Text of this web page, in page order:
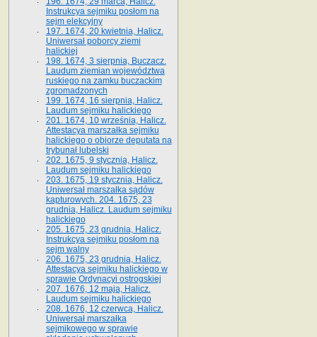
Instrukcya sejmiku posłom na
sejm elekcyjny
197. 1674, 20 kwietnia, Halicz.
Uniwersał poborcy ziemi
halickiej
198. 1674, 3 sierpnia, Buczacz.
Laudum ziemian województwa
ruskiego na zamku buczackim
zgromadzonych
199. 1674, 16 sierpnia, Halicz.
Laudum sejmiku halickiego
201. 1674, 10 września, Halicz.
Attestacya marszałka sejmiku
halickiego o obiorze deputata na
trybunał lubelski
202. 1675, 9 stycznia, Halicz.
Laudum sejmiku halickiego
203. 1675, 19 stycznia, Halicz.
Uniwersał marszałka sądów
kapturowych. 204. 1675, 23
grudnia, Halicz. Laudum sejmiku
halickiego
205. 1675, 23 grudnia, Halicz.
Instrukcya sejmiku posłom na
sejm walny
206. 1675, 23 grudnia, Halicz.
Attestacya sejmiku halickiego w
sprawie Ordynacyi ostrogskiej
207. 1676, 12 maja, Halicz.
Laudum sejmiku halickiego
208. 1676, 12 czerwca, Halicz.
Uniwersał marszałka
sejmikowego w sprawie